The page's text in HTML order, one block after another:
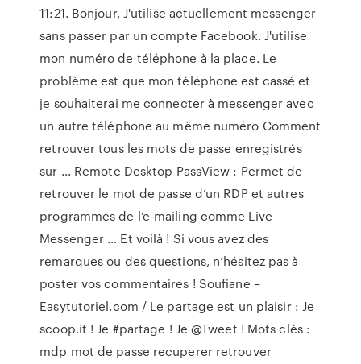
11:21. Bonjour, J'utilise actuellement messenger
sans passer par un compte Facebook. J'utilise
mon numéro de téléphone à la place. Le
problème est que mon téléphone est cassé et
je souhaiterai me connecter à messenger avec
un autre téléphone au même numéro Comment
retrouver tous les mots de passe enregistrés
sur ... Remote Desktop PassView : Permet de
retrouver le mot de passe d’un RDP et autres
programmes de l’e-mailing comme Live
Messenger … Et voilà ! Si vous avez des
remarques ou des questions, n’hésitez pas à
poster vos commentaires ! Soufiane –
Easytutoriel.com / Le partage est un plaisir : Je
scoop.it ! Je #partage ! Je @Tweet ! Mots clés :
mdp mot de passe recuperer retrouver